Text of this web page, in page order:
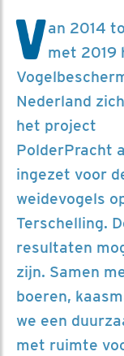
Van 2014
met 2019
Nederland
het project
PolderPracht
ingezet voor
weidevogels
Terschelling.
resultaten
zijn. Samen
boeren,
we een
met ruimte